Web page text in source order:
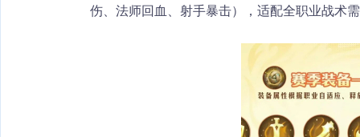
伤、法师回血、射手暴击），适配全职业战术